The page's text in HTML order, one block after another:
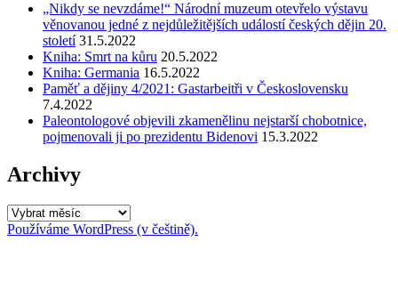
„Nikdy se nevzdáme!“ Národní muzeum otevřelo výstavu
věnovanou jedné z nejdůležitějších událostí českých dějin 20.
století 31.5.2022
Kniha: Smrt na kůru 20.5.2022
Kniha: Germania 16.5.2022
Paměť a dějiny 4/2021: Gastarbeitři v Československu
7.4.2022
Paleontologové objevili zkamenělinu nejstarší chobotnice,
pojmenovali ji po prezidentu Bidenovi 15.3.2022
Archivy
Archivy
Používáme WordPress (v češtině).